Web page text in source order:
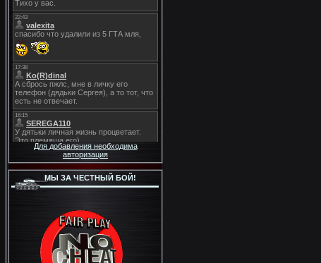
Для добавления необходима
авторизация
МЫ ЗА ЧЕСТНЫЙ БОЙ!